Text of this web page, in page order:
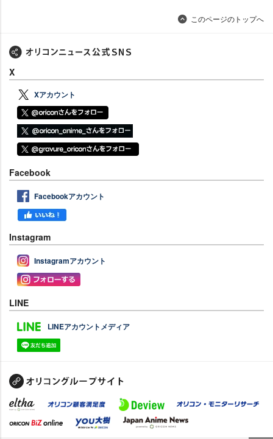
このページのトップへ
X
Xアカウント
Facebook
Facebookアカウント
Instagram
Instagramアカウント
LINE
LINEアカウントメディア